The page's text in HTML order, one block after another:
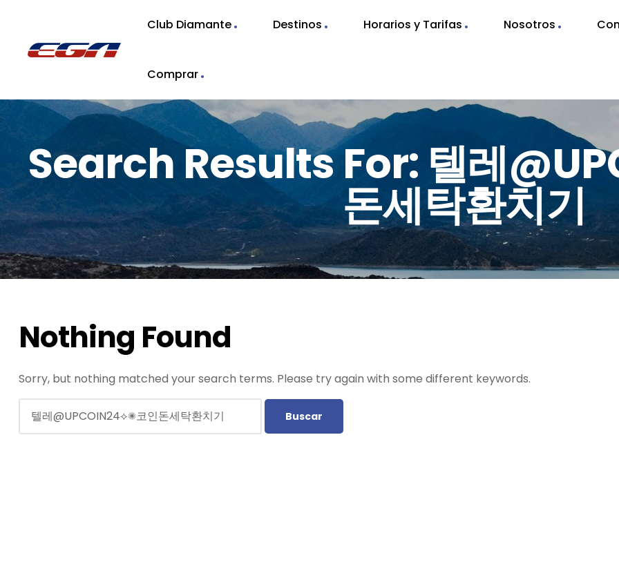
Club Diamante Destinos Horarios y Tarifas Nosotros
Comprar
Search Results For: 텔레
돈세탁환치기
Nothing Found
Sorry, but nothing matched your search terms. Please try again with some different keywords.